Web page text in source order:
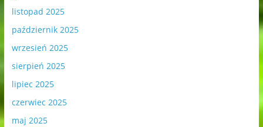
listopad 2025
październik 2025
wrzesień 2025
sierpień 2025
lipiec 2025
czerwiec 2025
maj 2025